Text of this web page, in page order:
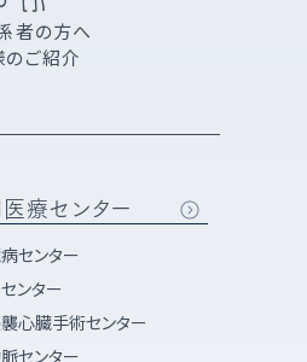
者の方へ
ご紹介
療センター
センター
ンター
心臓手術センター
センター